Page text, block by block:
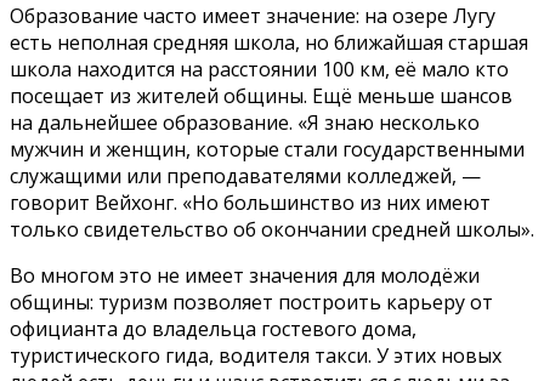
Образование часто имеет значение: на озере Лугу
есть неполная средняя школа, но ближайшая старшая
школа находится на расстоянии 100 км, её мало кто
посещает из жителей общины. Ещё меньше шансов
на дальнейшее образование. «Я знаю несколько
мужчин и женщин, которые стали государственными
служащими или преподавателями колледжей, —
говорит Вейхонг. «Но большинство из них имеют
только свидетельство об окончании средней школы».
Во многом это не имеет значения для молодёжи
общины: туризм позволяет построить карьеру от
официанта до владельца гостевого дома,
туристического гида, водителя такси. У этих новых